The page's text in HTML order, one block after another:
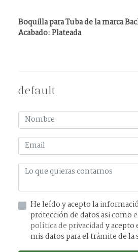
Boquilla para Tuba de la marca
Acabado: Plateada
default
He leído y acepto la información básica sobre
protección de datos asi como
política de privacidady
mis datos para el trámite de